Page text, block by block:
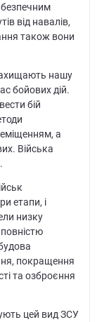
від навалів,
також вони
нашу
бойових дій.
бій
а
Війська
етапи, і
низку
покращення
та озброєння
цей вид ЗСУ